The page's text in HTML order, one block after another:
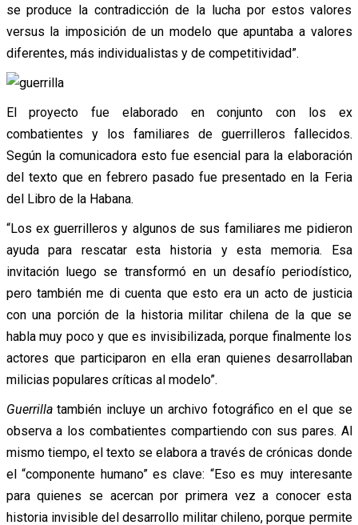
se produce la contradicción de la lucha por estos valores
versus la imposición de un modelo que apuntaba a valores
diferentes, más individualistas y de competitividad”.
El proyecto fue elaborado en conjunto con los ex
combatientes y los familiares de guerrilleros fallecidos.
Según la comunicadora esto fue esencial para la elaboración
del texto que en febrero pasado fue presentado en la Feria
del Libro de la Habana.
“Los ex guerrilleros y algunos de sus familiares me pidieron
ayuda para rescatar esta historia y esta memoria. Esa
invitación luego se transformó en un desafío periodístico,
pero también me di cuenta que esto era un acto de justicia
con una porción de la historia militar chilena de la que se
habla muy poco y que es invisibilizada, porque finalmente los
actores que participaron en ella eran quienes desarrollaban
milicias populares críticas al modelo”.
Guerrillatambién incluye un archivo fotográfico en el que se
observa a los combatientes compartiendo con sus pares. Al
mismo tiempo, el texto se elabora a través de crónicas donde
el “componente humano” es clave: “Eso es muy interesante
para quienes se acercan por primera vez a conocer esta
historia invisible del desarrollo militar chileno, porque permite